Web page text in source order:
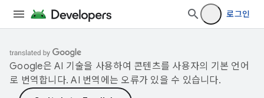
로그인
Google은 AI 기술을 사용하여 콘텐츠를 사용자의 기본 언어
로 번역합니다. AI 번역에는 오류가 있을 수 있습니다.